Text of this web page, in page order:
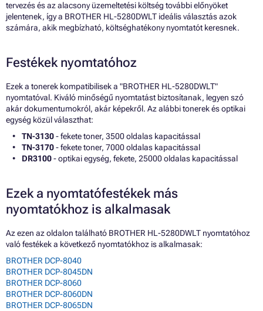
tervezés és az alacsony üzemeltetési költség további előnyöket
jelentenek, így a BROTHER HL-5280DWLT ideális választás azok
számára, akik megbízható, költséghatékony nyomtatót keresnek.
Festékek nyomtatóhoz
Ezek a tonerek kompatibilisek a "BROTHER HL-5280DWLT"
nyomtatóval. Kiváló minőségű nyomtatást biztosítanak, legyen szó
akár dokumentumokról, akár képekről. Az alábbi tonerek és optikai
egység közül választhat:
TN-3130- fekete toner, 3500 oldalas kapacitással
TN-3170- fekete toner, 7000 oldalas kapacitással
DR3100- optikai egység, fekete, 25000 oldalas kapacitással
Ezek a nyomtatófestékek más
nyomtatókhoz is alkalmasak
Az ezen az oldalon található BROTHER HL-5280DWLT nyomtatóhoz
való festékek a következő nyomtatókhoz is alkalmasak:
BROTHER DCP-8040
BROTHER DCP-8045DN
BROTHER DCP-8060
BROTHER DCP-8060DN
BROTHER DCP-8065DN